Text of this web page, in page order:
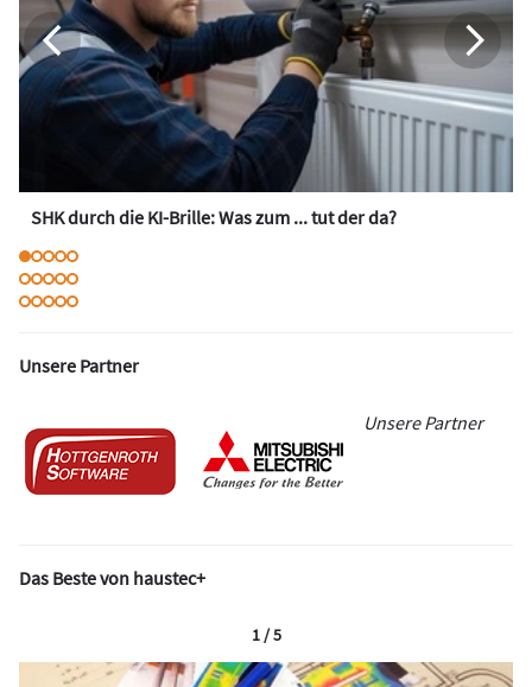
SHK durch die KI-Brille: Was zum ... tut der da?
Unsere Partner
Unsere Partner
Das Beste von haustec+
1 / 5